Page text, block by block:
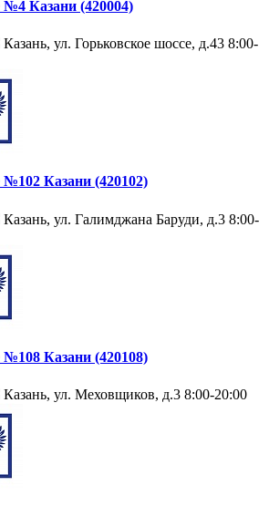
№4 Казани (420004)
Казань, ул. Горьковское шоссе, д.43 8:00-
№102 Казани (420102)
Казань, ул. Галимджана Баруди, д.3 8:00-
№108 Казани (420108)
Казань, ул. Меховщиков, д.3 8:00-20:00